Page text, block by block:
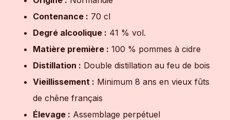
Contenance : 70 cl
Degré alcoolique : 41 % vol.
Matière première : 100 % pommes à cidre
Distillation : Double distillation au feu de bois
Vieillissement : Minimum 8 ans en vieux fûts
de chêne français
Élevage : Assemblage perpétuel